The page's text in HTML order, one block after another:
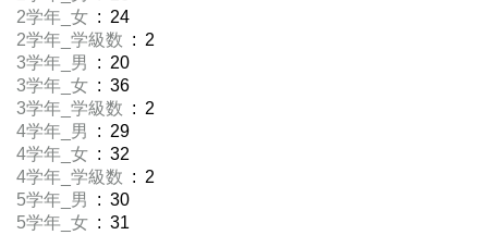
2学年_女 : 24
2学年_学級数 : 2
3学年_男
: 20
3学年_女 : 36
3学年_学級数 : 2
4学年_男
: 29
4学年_女 : 32
4学年_学級数 : 2
5学年_男
: 30
5学年_女 : 31